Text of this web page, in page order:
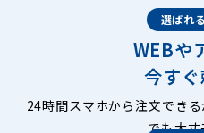
選ばれ
WEBや
今す
24時間スマホから注文でき
でも大丈